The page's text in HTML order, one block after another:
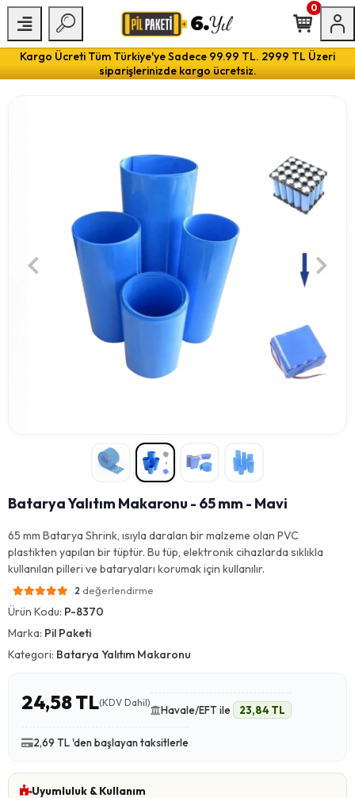
Kargo Ücreti Tüm Türkiye'ye Sadece 99.99 TL. 2999 TL Üzeri
siparişlerinizde kargo ücretsiz.
0
Batarya Yalıtım Makaronu - 65 mm - Mavi
65 mm Batarya Shrink, ısıyla daralan bir malzeme olan PVC
plastikten yapılan bir tüptür. Bu tüp, elektronik cihazlarda sıklıkla
kullanılan pilleri ve bataryaları korumak için kullanılır.
2 değerlendirme
Ürün Kodu: P-8370
Marka: Pil Paketi
Kategori: Batarya Yalıtım Makaronu
24,58 TL(KDV Dahil)
Havale/EFT ile 23,84 TL
2,69 TL 'den başlayan taksitlerle
Uyumluluk & Kullanım